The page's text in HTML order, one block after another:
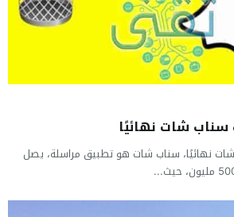
شات نهائيًا
نهائيًا، سناب شات هو تطبيق مراسلة، يصل